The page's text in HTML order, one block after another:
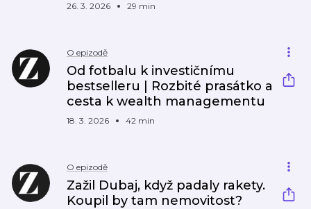
26. 3. 2026 29 min
O epizodě
Od fotbalu k investičnímu
bestselleru | Rozbité prasátko a
cesta k wealth managementu
18. 3. 2026 42 min
O epizodě
Zažil Dubaj, když padaly rakety.
Koupil by tam nemovitost?